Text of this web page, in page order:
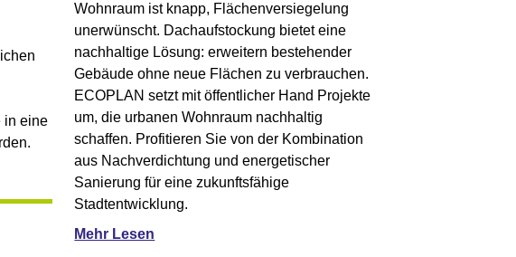
in eine
Wohnraum ist knapp, Flächenversiegelung
unerwünscht. Dachaufstockung bietet eine
nachhaltige Lösung: erweitern bestehender
Gebäude ohne neue Flächen zu verbrauchen.
ECOPLAN setzt mit öffentlicher Hand Projekte
um, die urbanen Wohnraum nachhaltig
schaffen. Profitieren Sie von der Kombination
aus Nachverdichtung und energetischer
Sanierung für eine zukunftsfähige
Stadtentwicklung.
Mehr Lesen